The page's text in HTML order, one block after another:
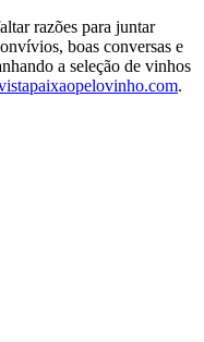
razões para juntar
boas conversas e
a seleção de vinhos
.